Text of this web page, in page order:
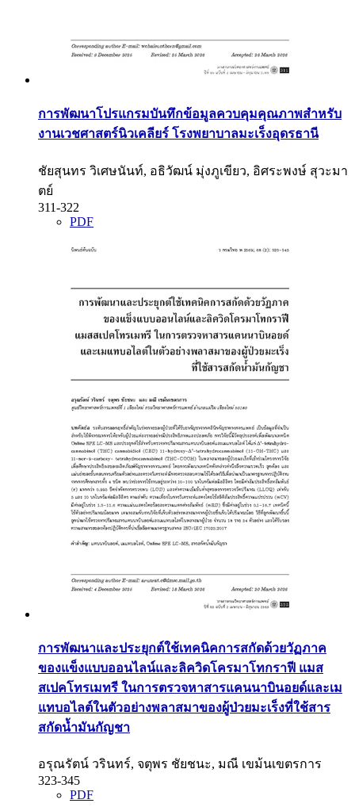
การพัฒนาโปรแกรมบันทึกข้อมูลควบคุมคุณภาพสําหรับ
งานเวชศาสตร์นิวเคลียร์ โรงพยาบาลมะเร็งอุดรธานี
ชัยสุนทร วิเศษนันท์, อธิวัฒน์ มุ่งภูเขียว, อิศระพงษ์ สุวะมา
ตย์
311-322
PDF
การพัฒนาและประยุกต์ใช้เทคนิคการสกัดด้วยวัฏภาค
ของแข็งแบบออนไลน์และลิควิดโครมาโทกราฟี แมส
สเปคโทรเมทรี ในการตรวจหาสารแคนนาบินอยด์และเม
แทบอไลต์ในตัวอย่างพลาสมาของผู้ป่วยมะเร็งที่ใช้สาร
สกัดน้ำมันกัญชา
อรุณรัตน์ วรินทร์, จตุพร ชัยชนะ, มณี เขม้นเขตรการ
323-345
PDF